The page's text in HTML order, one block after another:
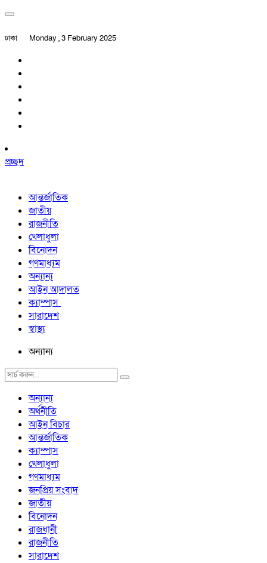
ঢাকা Monday , 3 February 2025
প্রচ্ছদ
আন্তর্জাতিক
জাতীয়
রাজনীতি
খেলাধুলা
বিনোদন
গণমাধ্যম
অন্যান্য
আইন আদালত
ক্যাম্পাস
সারাদেশ
স্বাস্থ্য
অন্যান্য
অন্যান্য
অর্থনীতি
আইন বিচার
আন্তর্জাতিক
ক্যাম্পাস
খেলাধুলা
গণমাধ্যম
জনপ্রিয় সংবাদ
জাতীয়
বিনোদন
রাজধানী
রাজনীতি
সারাদেশ